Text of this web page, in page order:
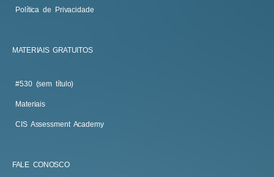
Política de Privacidade
MATERIAIS GRATUITOS
#530 (sem título)
Materiais
CIS Assessment Academy
FALE CONOSCO